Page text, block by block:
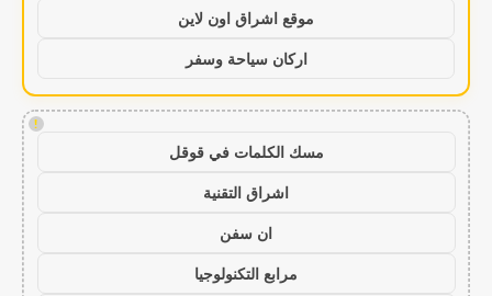
موقع اشراق اون لاين
اركان سياحة وسفر
!
مسك الكلمات في قوقل
اشراق التقنية
ان سفن
مرابع التكنولوجيا